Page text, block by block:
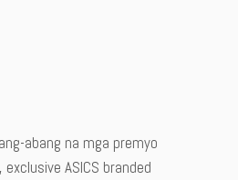
abang na mga premyo
ASICS branded